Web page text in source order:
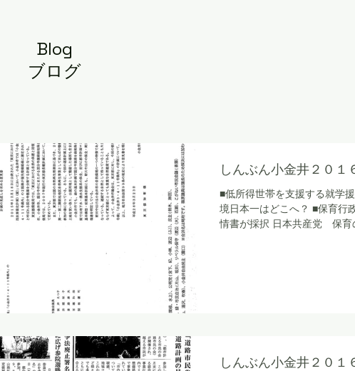
Blog
ブログ
しんぶん小金井２０１
■低所得世帯を支援する就学
境日本一はどこへ？ ■保育行
情書が採択 日本共産党 保育
しんぶん小金井２０１